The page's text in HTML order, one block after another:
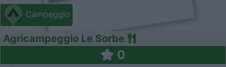
Campeggio
Agricampeggio Le Sorbe
0